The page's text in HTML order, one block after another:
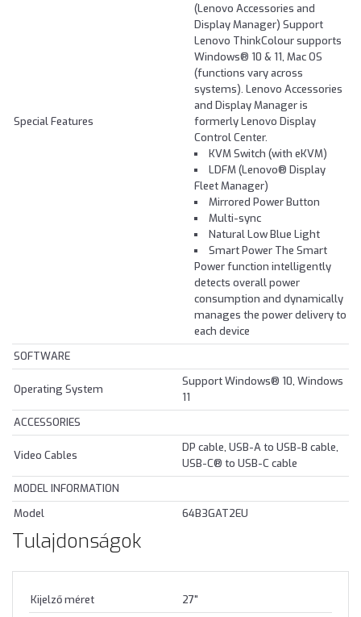
Special Features
(Lenovo Accessories and
Display Manager) Support
Lenovo ThinkColour supports
Windows® 10 & 11, Mac OS
(functions vary across
systems). Lenovo Accessories
and Display Manager is
formerly Lenovo Display
Control Center.
KVM Switch (with eKVM)
LDFM (Lenovo® Display
Fleet Manager)
Mirrored Power Button
Multi-sync
Natural Low Blue Light
Smart Power The Smart
Power function intelligently
detects overall power
consumption and dynamically
manages the power delivery to
each device
SOFTWARE
Operating System
Support Windows® 10, Windows
11
ACCESSORIES
Video Cables
DP cable, USB-A to USB-B cable,
USB-C® to USB-C cable
MODEL INFORMATION
Model
64B3GAT2EU
Tulajdonságok
Kijelző méret
27"